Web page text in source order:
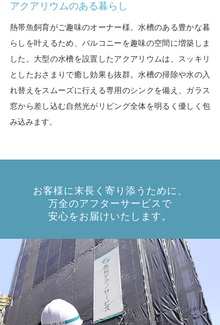
アクアリウムのある暮らし
熱帯魚飼育がご趣味のオーナー様。水槽のある豊かな暮
らしを叶えるため、バルコニーを趣味の空間に増築しま
した。大型の水槽を設置したアクアリウムは、スッキリ
としたおさまりで癒し効果も抜群。水槽の掃除や水の入
れ替えをスムーズに行える専用のシンクを備え、ガラス
窓から差し込む自然光がリビング全体を明るく優しく包
み込みます。
お客様に末長く寄り添うために、
万全のアフターサービスで
安心をお届けいたします。